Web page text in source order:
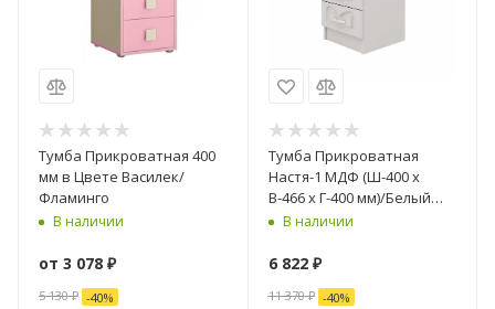
Тумба Прикроватная 400
мм в Цвете Василек/
Фламинго
В наличии
от 3 078 ₽
5 130 ₽ -40%
Тумба Прикроватная
Настя-1 МДФ (Ш-400 x
В-466 x Г-400 мм)/Белый
Глянец- 2 шт
В наличии
6 822₽
11 370₽ -40%